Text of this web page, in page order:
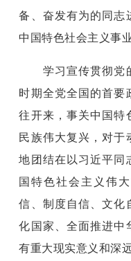
备、奋发有为的同志
中国特色社会主义事
学习宣传贯彻党的
时期全党全国的首要
往开来，事关中国特
民族伟大复兴，对于
地团结在以习近平同
国特色社会主义伟
信、制度自信、文化
化国家、全面推进中
有重大现实意义和深